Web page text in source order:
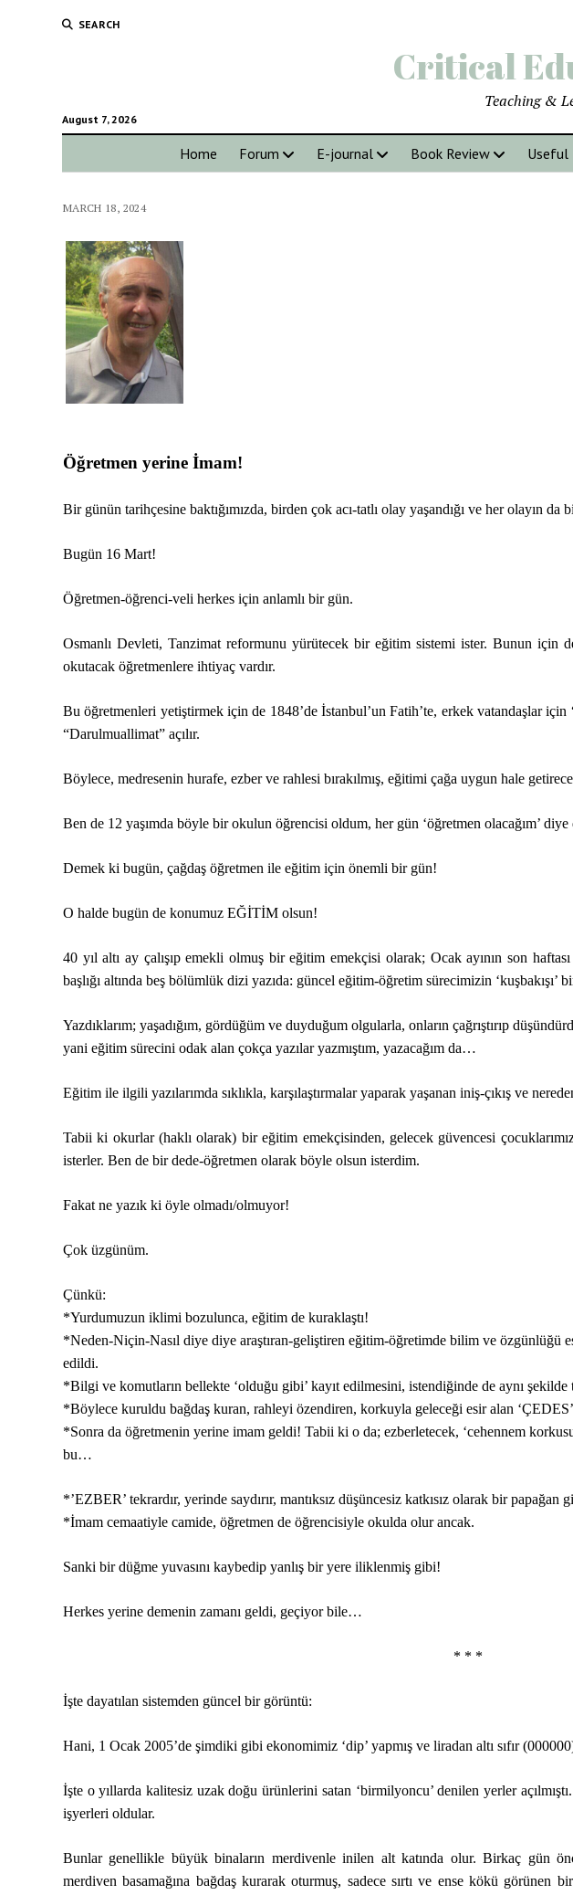
SEARCH
Critical
August 7, 2026
Teaching &
Home Forum E-journal Book Review Useful
MARCH 18, 2024
Öğretmen yerine İmam!
Bir günün tarihçesine baktığımızda, birden çok acı-tatlı olay yaşandığı ve her olayın da
Bugün 16 Mart!
Öğretmen-öğrenci-veli herkes için anlamlı bir gün.
Osmanlı Devleti, Tanzimat reformunu yürütecek bir eğitim sistemi ister. Bunun için
okutacak öğretmenlere ihtiyaç vardır.
Bu öğretmenleri yetiştirmek için de 1848’de İstanbul’un Fatih’te, erkek vatandaşlar
“Darulmuallimat” açılır.
Böylece, medresenin hurafe, ezber ve rahlesi bırakılmış, eğitimi çağa uygun hale
Ben de 12 yaşımda böyle bir okulun öğrencisi oldum, her gün ‘öğretmen olacağım’
Demek ki bugün, çağdaş öğretmen ile eğitim için önemli bir gün!
O halde bugün de konumuz EĞİTİM olsun!
40 yıl altı ay çalışıp emekli olmuş bir eğitim emekçisi olarak; Ocak ayının son
başlığı altında beş bölümlük dizi yazıda: güncel eğitim-öğretim sürecimizin ‘kuşbakışı’
Yazdıklarım; yaşadığım, gördüğüm ve duyduğum olgularla, onların çağrıştırıp
yani eğitim sürecini odak alan çokça yazılar yazmıştım, yazacağım da…
Eğitim ile ilgili yazılarımda sıklıkla, karşılaştırmalar yaparak yaşanan iniş-çıkış ve
Tabii ki okurlar (haklı olarak) bir eğitim emekçisinden, gelecek güvencesi
isterler. Ben de bir dede-öğretmen olarak böyle olsun isterdim.
Fakat ne yazık ki öyle olmadı/olmuyor!
Çok üzgünüm.
Çünkü:
*Yurdumuzun iklimi bozulunca, eğitim de kuraklaştı!
*Neden-Niçin-Nasıl diye diye araştıran-geliştiren eğitim-öğretimde bilim ve özgünlüğü
edildi.
*Bilgi ve komutların bellekte ‘olduğu gibi’ kayıt edilmesini, istendiğinde de aynı şekilde
*Böylece kuruldu bağdaş kuran, rahleyi özendiren, korkuyla geleceği esir alan
*Sonra da öğretmenin yerine imam geldi! Tabii ki o da; ezberletecek, ‘cehennem
bu…
*’EZBER’ tekrardır, yerinde saydırır, mantıksız düşüncesiz katkısız olarak bir papağan
*İmam cemaatiyle camide, öğretmen de öğrencisiyle okulda olur ancak.
Sanki bir düğme yuvasını kaybedip yanlış bir yere iliklenmiş gibi!
Herkes yerine demenin zamanı geldi, geçiyor bile…
* * *
İşte dayatılan sistemden güncel bir görüntü:
Hani, 1 Ocak 2005’de şimdiki gibi ekonomimiz ‘dip’ yapmış ve liradan altı sıfır
İşte o yıllarda kalitesiz uzak doğu ürünlerini satan ‘birmilyoncu’ denilen yerler
işyerleri oldular.
Bunlar genellikle büyük binaların merdivenle inilen alt katında olur. Birkaç gün
merdiven basamağına bağdaş kurarak oturmuş, sadece sırtı ve ense kökü görünen